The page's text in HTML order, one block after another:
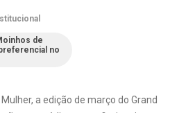
de
no
a edição de março do Grand